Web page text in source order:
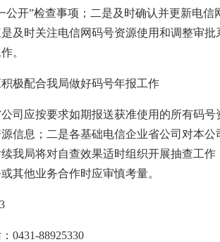
公开”检查事项；二是及时确认并更新电
及时关注电信网码号资源使用和调整审
。
积极配合我局做好码号年报工作
司应按要求如期报送获准使用的所有码
信息；二是各基础电信企业省公司对本
我局将对自查效果适时组织开展抽查工
其他业务合作时应审慎考量。
0431-88925330